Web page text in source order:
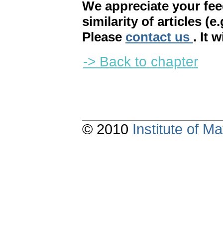
We appreciate your
similarity of articles
Please contact us . It
-> Back to chapter
© 2010 Institute of